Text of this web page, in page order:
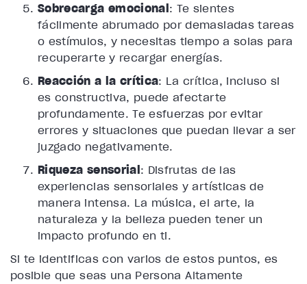
Sobrecarga emocional : Te sientes
fácilmente abrumado por demasiadas tareas
o estímulos, y necesitas tiempo a solas para
recuperarte y recargar energías.
Reacción a la crítica: La crítica, incluso si
es constructiva, puede afectarte
profundamente. Te esfuerzas por evitar
errores y situaciones que puedan llevar a ser
juzgado negativamente.
Riqueza sensorial : Disfrutas de las
experiencias sensoriales y artísticas de
manera intensa. La música, el arte, la
naturaleza y la belleza pueden tener un
impacto profundo en ti.
Si te identificas con varios de estos puntos, es
posible que seas una Persona Altamente